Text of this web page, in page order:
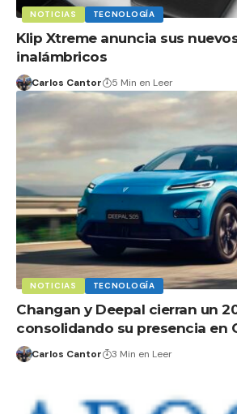
NOTICIAS TECNOLOGÍA
Klip Xtreme anuncia sus
inalámbricos
Carlos Cantor 5 Min en Leer
NOTICIAS TECNOLOGÍA
Changan y Deepal cierran un
consolidando su presencia en
Carlos Cantor 3 Min en Leer